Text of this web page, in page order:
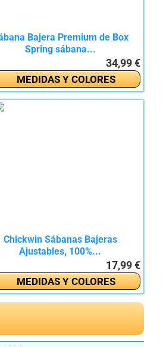
Bajera Premium de Box
Spring sábana...
34,99 €
MEDIDAS Y COLORES
Chickwin Sábanas Bajeras
Ajustables, 100%...
17,99 €
MEDIDAS Y COLORES